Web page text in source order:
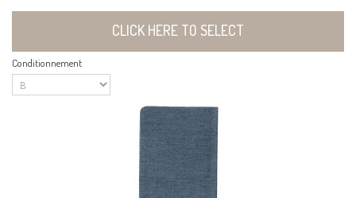
CLICK HERE TO SELECT
Conditionnement